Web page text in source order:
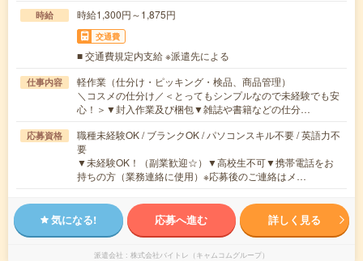
時給 時給1,300円～1,875円
交通費
■ 交通費規定内支給 ※派遣先による
仕事内容
軽作業（仕分け・ピッキング・検品、商品管理）
＼コスメの仕分け／＜とってもシンプルなので未経験でも安
心！＞▼封入作業及び梱包▼雑誌や書籍などの仕分…
応募資格
職種未経験OK / ブランクOK / パソコンスキル不要 / 英語力不
要
▼未経験OK！（副業歓迎☆）▼高校生不可▼携帯電話をお
持ちの方（業務連絡に使用）※応募後のご連絡はメ…
気になる! 応募へ進む 詳しく見る
派遣会社 株式会社バイトレ（キャムコムグループ）